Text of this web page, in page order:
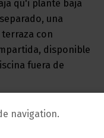
navigation.